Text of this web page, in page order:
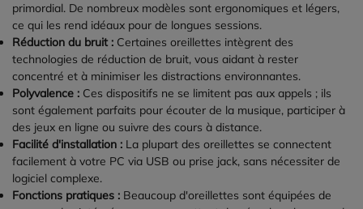
primordial. De nombreux modèles sont ergonomiques et légers,
ce qui les rend idéaux pour de longues sessions.
Réduction du bruit : Certaines oreillettes intègrent des
technologies de réduction de bruit, vous aidant à rester
concentré et à minimiser les distractions environnantes.
Polyvalence : Ces dispositifs ne se limitent pas aux appels ; ils
sont également parfaits pour écouter de la musique, participer à
des jeux en ligne ou suivre des cours à distance.
Facilité d'installation : La plupart des oreillettes se connectent
facilement à votre PC via USB ou prise jack, sans nécessiter de
logiciel complexe.
Fonctions pratiques : Beaucoup d'oreillettes sont équipées de